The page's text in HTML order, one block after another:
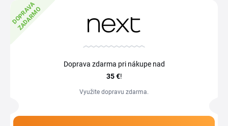
D
O
P
R
A
V
A
Z
A
D
A
R
M
O
Doprava zdarma pri nákupe nad
35 €!
Využite dopravu zdarma.